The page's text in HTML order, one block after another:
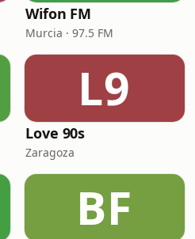
Wifon FM
Murcia · 97.5 FM
L9
Love 90s
Zaragoza
BF